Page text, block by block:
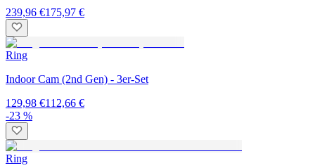
239,96 €175,97 €
Ring
Indoor Cam (2nd Gen) - 3er-Set
129,98 €112,66 €
-23 %
Ring